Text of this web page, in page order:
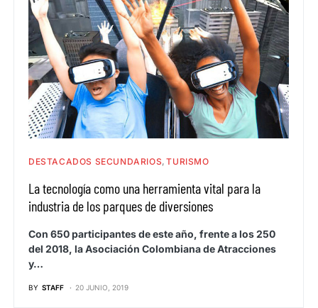
DESTACADOS SECUNDARIOS TURISMO
La tecnología como una herramienta vital para la
industria de los parques de diversiones
Con 650 participantes de este año, frente a los 250
del 2018, la Asociación Colombiana de Atracciones
y…
BY STAFF 20 JUNIO, 2019